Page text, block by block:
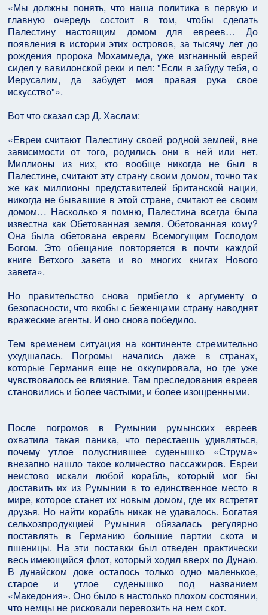
«Мы должны понять, что наша политика в первую и
главную очередь состоит в том, чтобы сделать
Палестину настоящим домом для евреев… До
появления в истории этих островов, за тысячу лет до
рождения пророка Мохаммеда, уже изгнанный еврей
сидел у вавилонской реки и пел: "Если я забуду тебя, о
Иерусалим, да забудет моя правая рука свое
искусство"».
Вот что сказал сэр Д. Хаслам:
«Евреи считают Палестину своей родной землей, вне
зависимости от того, родились они в ней или нет.
Миллионы из них, кто вообще никогда не был в
Палестине, считают эту страну своим домом, точно так
же как миллионы представителей британской нации,
никогда не бывавшие в этой стране, считают ее своим
домом… Насколько я помню, Палестина всегда была
известна как Обетованная земля. Обетованная кому?
Она была обетована евреям Всемогущим Господом
Богом. Это обещание повторяется в почти каждой
книге Ветхого завета и во многих книгах Нового
завета».
Но правительство снова прибегло к аргументу о
безопасности, что якобы с беженцами страну наводнят
вражеские агенты. И оно снова победило.
Тем временем ситуация на континенте стремительно
ухудшалась. Погромы начались даже в странах,
которые Германия еще не оккупировала, но где уже
чувствовалось ее влияние. Там преследования евреев
становились и более частыми, и более изощренными.
После погромов в Румынии румынских евреев
охватила такая паника, что перестаешь удивляться,
почему утлое полусгнившее суденышко «Струма»
внезапно нашло такое количество пассажиров. Евреи
неистово искали любой корабль, который мог бы
доставить их из Румынии в то единственное место в
мире, которое станет их новым домом, где их встретят
друзья. Но найти корабль никак не удавалось. Богатая
сельхозпродукцией Румыния обязалась регулярно
поставлять в Германию большие партии скота и
пшеницы. На эти поставки был отведен практически
весь имеющийся флот, который ходил вверх по Дунаю.
В дунайском доке осталось только одно маленькое,
старое и утлое суденышко под названием
«Македония». Оно было в настолько плохом состоянии,
что немцы не рисковали перевозить на нем скот.